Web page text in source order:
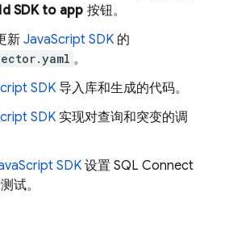
SDK to app 按钮。
新 JavaScript SDK 的
。
SDK 导入库和生成的代码。
SDK 实现对查询和突变的调
SDK 设置 SQL Connect
试。